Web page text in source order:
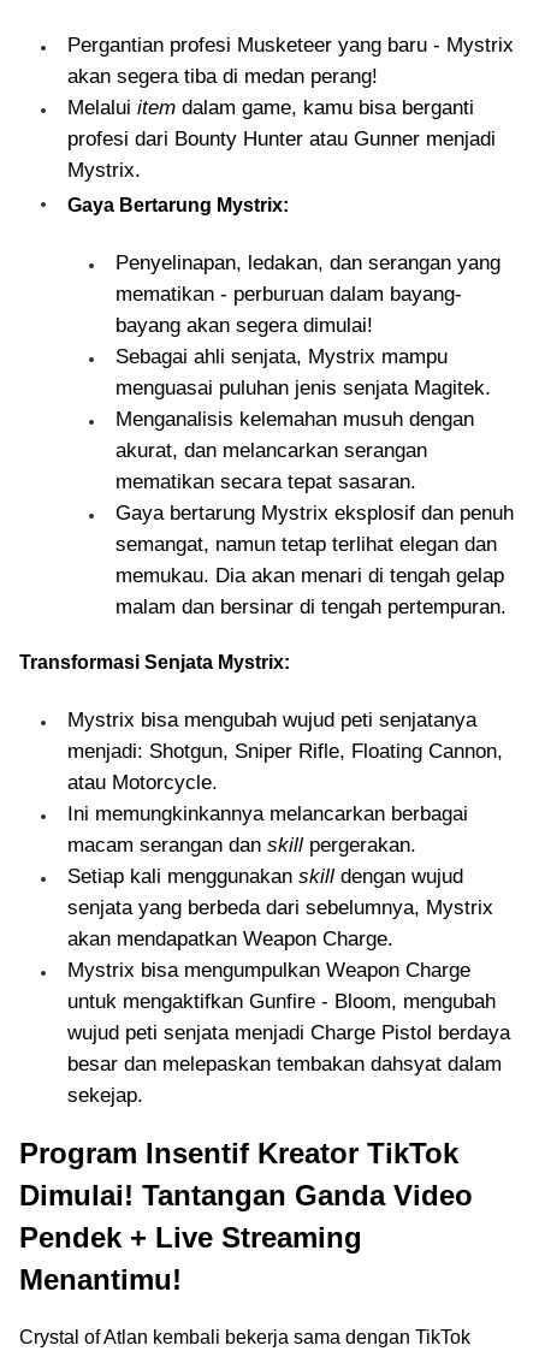
Pergantian profesi Musketeer yang baru - Mystrix
akan segera tiba di medan perang!
Melalui item dalam game, kamu bisa berganti
profesi dari Bounty Hunter atau Gunner menjadi
Mystrix.
Gaya Bertarung Mystrix:
Penyelinapan, ledakan, dan serangan yang
mematikan - perburuan dalam bayang-
bayang akan segera dimulai!
Sebagai ahli senjata, Mystrix mampu
menguasai puluhan jenis senjata Magitek.
Menganalisis kelemahan musuh dengan
akurat, dan melancarkan serangan
mematikan secara tepat sasaran.
Gaya bertarung Mystrix eksplosif dan penuh
semangat, namun tetap terlihat elegan dan
memukau. Dia akan menari di tengah gelap
malam dan bersinar di tengah pertempuran.
Transformasi Senjata Mystrix:
Mystrix bisa mengubah wujud peti senjatanya
menjadi: Shotgun, Sniper Rifle, Floating Cannon,
atau Motorcycle.
Ini memungkinkannya melancarkan berbagai
macam serangan dan skill pergerakan.
Setiap kali menggunakan skill dengan wujud
senjata yang berbeda dari sebelumnya, Mystrix
akan mendapatkan Weapon Charge.
Mystrix bisa mengumpulkan Weapon Charge
untuk mengaktifkan Gunfire - Bloom, mengubah
wujud peti senjata menjadi Charge Pistol berdaya
besar dan melepaskan tembakan dahsyat dalam
sekejap.
Program Insentif Kreator TikTok
Dimulai! Tantangan Ganda Video
Pendek + Live Streaming
Menantimu!
Crystal of Atlan kembali bekerja sama dengan TikTok